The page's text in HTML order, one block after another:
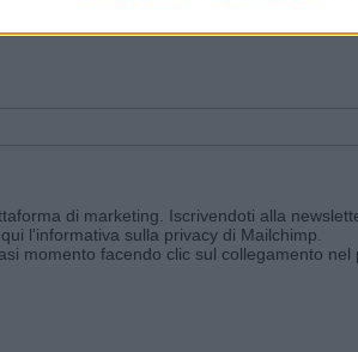
e ricevi le nostre email periodiche contenenti
di marketing. Iscrivendoti alla
l'informativa sulla privacy di Mailchimp
momento facendo clic sul collegamento nel